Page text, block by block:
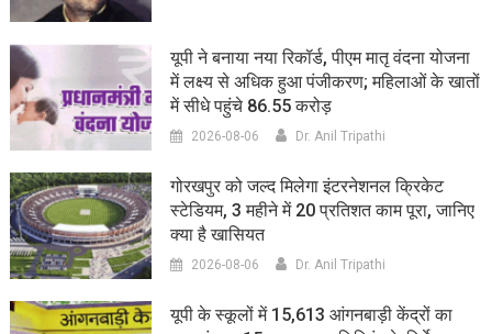
यूपी ने बनाया नया रिकॉर्ड, पीएम मातृ वंदना योजना
में लक्ष्य से अधिक हुआ पंजीकरण; महिलाओं के खातों
में सीधे पहुंचे 86.55 करोड़
2026-08-06 Dr. Anil Tripathi
गोरखपुर को जल्द मिलेगा इंटरनेशनल क्रिकेट
स्टेडियम, 3 महीने में 20 प्रतिशत काम पूरा, जानिए
क्या है खासियत
2026-08-06 Dr. Anil Tripathi
यूपी के स्कूलों में 15,613 आंगनबाड़ी केंद्रों का